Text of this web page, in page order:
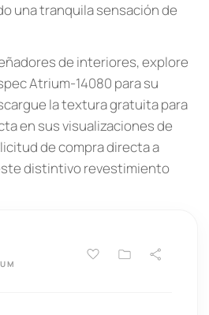
una tranquila sensación de
de interiores, explore
Atrium-14080 para su
la textura gratuita para
en sus visualizaciones de
de compra directa a
distintivo revestimiento